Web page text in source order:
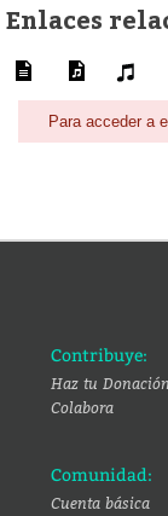
Enlaces
Para acceder a
Contribuye:
Haz tu Donación
Colabora
Comunidad:
Cuenta básica